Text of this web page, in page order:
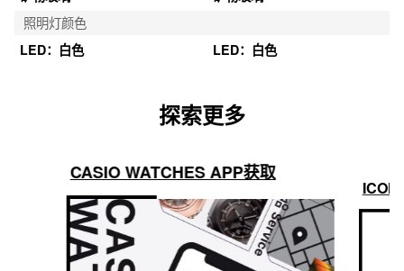
照明灯颜色
LED：白色
LED：白色
探索更多
CASIO WATCHES APP获取